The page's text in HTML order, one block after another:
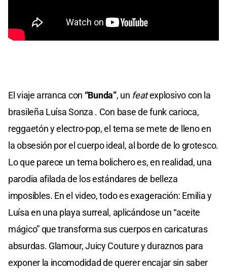
El viaje arranca con “Bunda”, un featexplosivo con la
brasileña Luísa Sonza . Con base de funk carioca,
reggaetón y electro-pop, el tema se mete de lleno en
la obsesión por el cuerpo ideal, al borde de lo grotesco.
Lo que parece un tema bolichero es, en realidad, una
parodia afilada de los estándares de belleza
imposibles. En el video, todo es exageración: Emilia y
Luísa en una playa surreal, aplicándose un “aceite
mágico” que transforma sus cuerpos en caricaturas
absurdas. Glamour, Juicy Couture y duraznos para
exponer la incomodidad de querer encajar sin saber